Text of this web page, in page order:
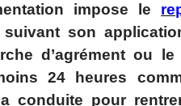
impose le
son
d’agrément ou
24 heures
conduite pour